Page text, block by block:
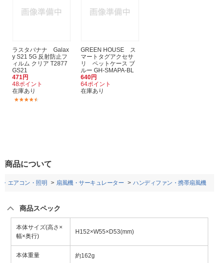
ラスタバナナ Galax
y S21 5G 反射防止フ
ィルム クリア T2877
GS21
471円
48ポイント
在庫あり
GREEN HOUSE ス
マートタグアクセサ
リ ペットケース ブ
ルー GH-SMAPA-BL
640円
64ポイント
在庫あり
商品について
・エアコン・照明 扇風機・サーキュレーター ハンディファン・携帯扇風機
商品スペック
本体サイズ(高さ×
幅×奥行)
H152×W55×D53(mm)
本体重量 約162g